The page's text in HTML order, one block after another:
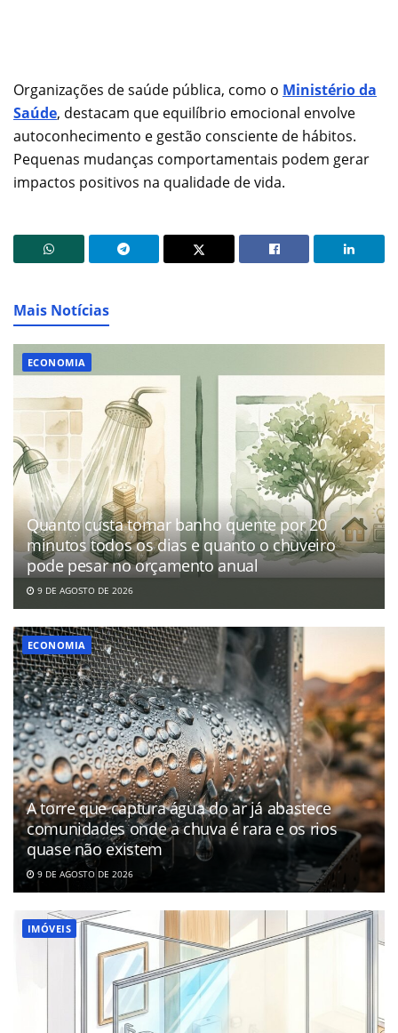
Organizações de saúde pública, como o Ministério da
Saúde, destacam que equilíbrio emocional envolve
autoconhecimento e gestão consciente de hábitos.
Pequenas mudanças comportamentais podem gerar
impactos positivos na qualidade de vida.
Mais Notícias
ECONOMIA
Quanto custa tomar banho quente por 20
minutos todos os dias e quanto o chuveiro
pode pesar no orçamento anual
9 DE AGOSTO DE 2026
ECONOMIA
A torre que captura água do ar já abastece
comunidades onde a chuva é rara e os rios
quase não existem
9 DE AGOSTO DE 2026
IMÓVEIS